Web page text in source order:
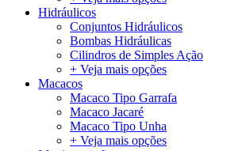
Hidráulicos
Conjuntos Hidráulicos
Bombas Hidráulicas
Cilindros de Simples Ação
+ Veja mais opções
Macacos
Macaco Tipo Garrafa
Macaco Jacaré
Macaco Tipo Unha
+ Veja mais opções